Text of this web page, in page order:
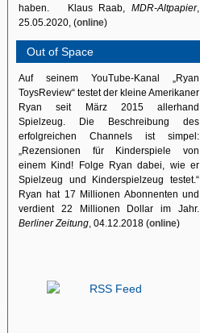
haben. Klaus Raab, MDR-Altpapier,
25.05.2020, (online)
Out of Space
Auf seinem YouTube-Kanal „Ryan
ToysReview“ testet der kleine Amerikaner
Ryan seit März 2015 allerhand
Spielzeug. Die Beschreibung des
erfolgreichen Channels ist simpel:
„Rezensionen für Kinderspiele von
einem Kind! Folge Ryan dabei, wie er
Spielzeug und Kinderspielzeug testet.“
Ryan hat 17 Millionen Abonnenten und
verdient 22 Millionen Dollar im Jahr.
Berliner Zeitung, 04.12.2018 (online)